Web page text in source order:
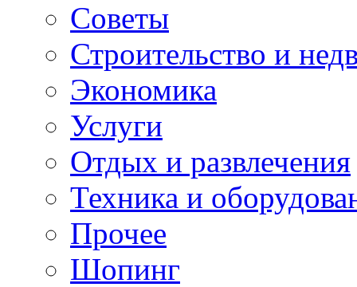
Советы
Строительство и
Экономика
Услуги
Отдых и развлечения
Техника и
Прочее
Шопинг